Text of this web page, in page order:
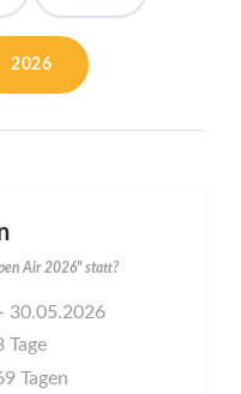
2026
Air 2026" statt?
30.05.2026
Tage
Tagen